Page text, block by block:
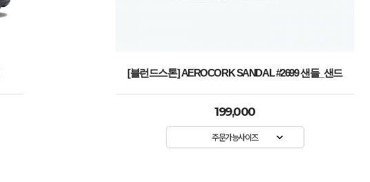
[블런드스톤] AEROCORK SANDAL #2699 샌들_샌드
199,000
주문가능사이즈